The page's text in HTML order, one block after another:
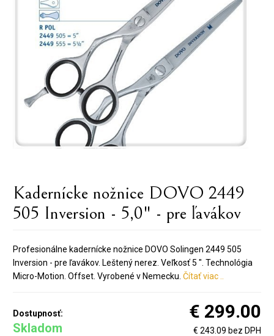
Kadernícke nožnice DOVO 2449
505 Inversion - 5,0" - pre ľavákov
Profesionálne kadernícke nožnice DOVO Solingen 2449 505
Inversion - pre ľavákov. Leštený nerez. Veľkosť 5 ". Technológia
Micro-Motion. Offset. Vyrobené v Nemecku. Čítať viac ..
Dostupnosť:
Skladom
€ 299.00
€ 243.09 bez DPH